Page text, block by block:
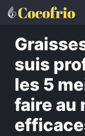
Aller
contenu
suis
les 5
faire au